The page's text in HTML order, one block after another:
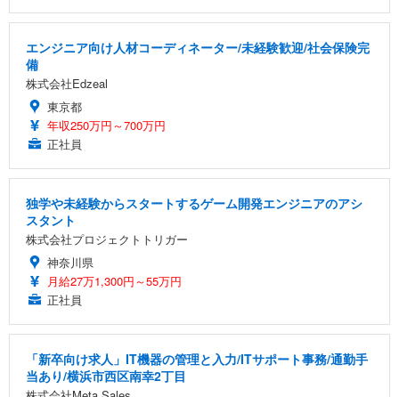
エンジニア向け人材コーディネーター/未経験歓迎/社会保険完
備
株式会社Edzeal
東京都
年収250万円～700万円
正社員
独学や未経験からスタートするゲーム開発エンジニアのアシ
スタント
株式会社プロジェクトトリガー
神奈川県
月給27万1,300円～55万円
正社員
「新卒向け求人」IT機器の管理と入力/ITサポート事務/通勤手
当あり/横浜市西区南幸2丁目